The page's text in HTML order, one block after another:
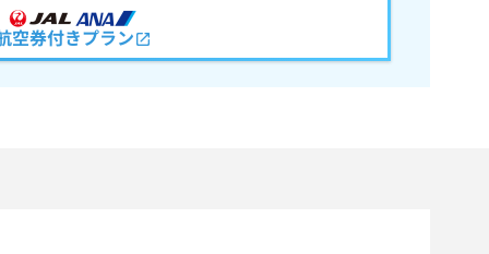
空券付きプラン